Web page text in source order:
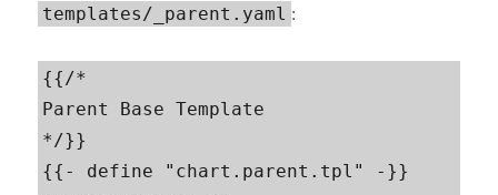
templates/_parent.yaml :
{{/*
Parent Base Template
*/}}
{{- define "chart.parent.tpl" -}}